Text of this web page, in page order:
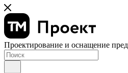
Проектирование и оснащение